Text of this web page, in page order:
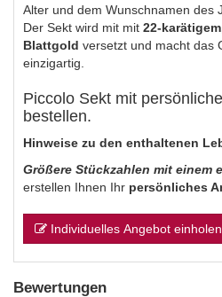
Alter und dem Wunschnamen des
Der Sekt wird mit mit 22-
Blattgold versetzt und macht das
einzigartig.
Piccolo Sekt mit
bestellen.
Hinweise zu den enthaltenen
Größere Stückzahlen mit einem
erstellen Ihnen Ihr persönliches
Individuelles Angebot einholen
Bewertungen